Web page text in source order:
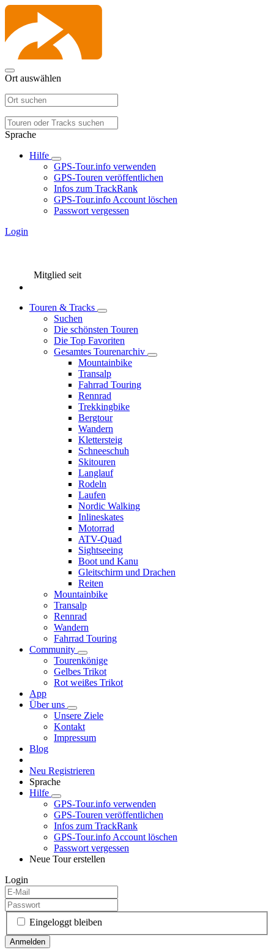
Ort auswählen
Sprache
Hilfe
GPS-Tour.info verwenden
GPS-Touren veröffentlichen
Infos zum TrackRank
GPS-Tour.info Account löschen
Passwort vergessen
Login
Mitglied seit
Touren & Tracks
Suchen
Die schönsten Touren
Die Top Favoriten
Gesamtes Tourenarchiv
Mountainbike
Transalp
Fahrrad Touring
Rennrad
Trekkingbike
Bergtour
Wandern
Klettersteig
Schneeschuh
Skitouren
Langlauf
Rodeln
Laufen
Nordic Walking
Inlineskates
Motorrad
ATV-Quad
Sightseeing
Boot und Kanu
Gleitschirm und Drachen
Reiten
Mountainbike
Transalp
Rennrad
Wandern
Fahrrad Touring
Community
Tourenkönige
Gelbes Trikot
Rot weißes Trikot
App
Über uns
Unsere Ziele
Kontakt
Impressum
Blog
Neu Registrieren
Sprache
Hilfe
GPS-Tour.info verwenden
GPS-Touren veröffentlichen
Infos zum TrackRank
GPS-Tour.info Account löschen
Passwort vergessen
Neue Tour erstellen
Login
Eingeloggt bleiben